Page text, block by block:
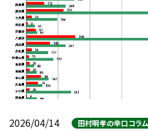
2026/04/14 田村明孝の辛口コラム